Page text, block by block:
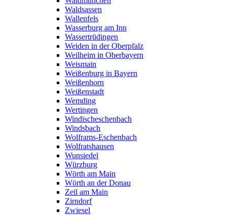
Waldsassen
Wallenfels
Wasserburg am Inn
Wassertrüdingen
Weiden in der Oberpfalz
Weilheim in Oberbayern
Weismain
Weißenburg in Bayern
Weißenhorn
Weißenstadt
Wemding
Wertingen
Windischeschenbach
Windsbach
Wolframs-Eschenbach
Wolfratshausen
Wunsiedel
Würzburg
Wörth am Main
Wörth an der Donau
Zeil am Main
Zirndorf
Zwiesel